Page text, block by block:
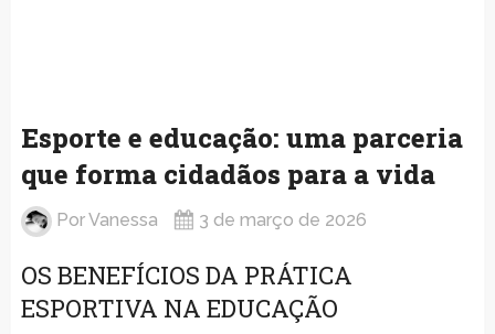
Esporte e educação: uma parceria
que forma cidadãos para a vida
PorVanessa 3 de março de 2026
OS BENEFÍCIOS DA PRÁTICA
ESPORTIVA NA EDUCAÇÃO